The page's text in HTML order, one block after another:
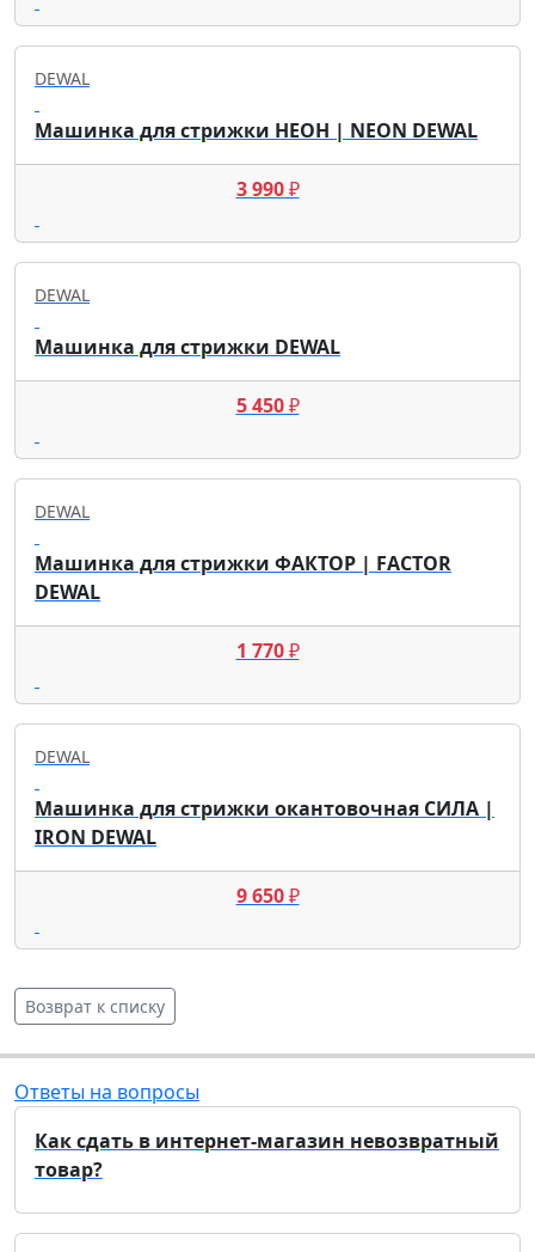
DEWAL
Машинка для стрижки НЕОН | NEON DEWAL
3 990₽
DEWAL
Машинка для стрижки DEWAL
5 450₽
DEWAL
Машинка для стрижки ФАКТОР | FACTOR
DEWAL
1 770₽
DEWAL
Машинка для стрижки окантовочная СИЛА |
IRON DEWAL
9 650₽
Возврат к списку
Ответы на вопросы
Как сдать в интернет-магазин невозвратный
товар?